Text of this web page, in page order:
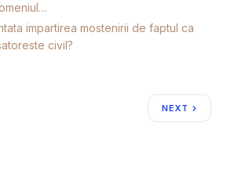
impartirea mostenirii de faptul ca
civil?
NEXT